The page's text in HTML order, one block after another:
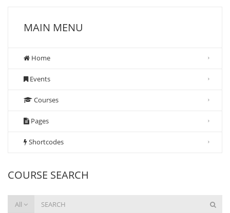
MAIN MENU
Home
Events
Courses
Pages
Shortcodes
COURSE SEARCH
All